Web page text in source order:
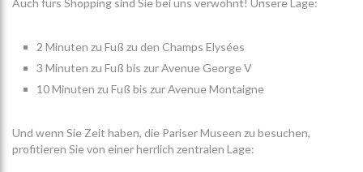
Auch fürs Shopping sind Sie bei uns verwöhnt! Unsere Lage:
2 Minuten zu Fuß zu den Champs Elysées
3 Minuten zu Fuß bis zur Avenue George V
10 Minuten zu Fuß bis zur Avenue Montaigne
Und wenn Sie Zeit haben, die Pariser Museen zu besuchen,
profitieren Sie von einer herrlich zentralen Lage: